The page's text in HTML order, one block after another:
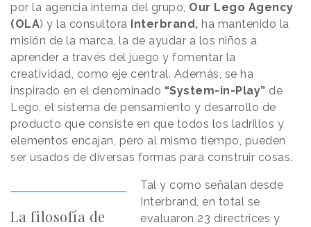
por la agencia interna del grupo, Our Lego Agency
(OLA) y la consultora Interbrand, ha mantenido la
misión de la marca, la de ayudar a los niños a
aprender a través del juego y fomentar la
creatividad, como eje central. Además, se ha
inspirado en el denominado “System-in-Play” de
Lego, el sistema de pensamiento y desarrollo de
producto que consiste en que todos los ladrillos y
elementos encajan, pero al mismo tiempo, pueden
ser usados de diversas formas para construir cosas.
La filosofía de
Tal y como señalan desde
Interbrand, en total se
evaluaron 23 directrices y